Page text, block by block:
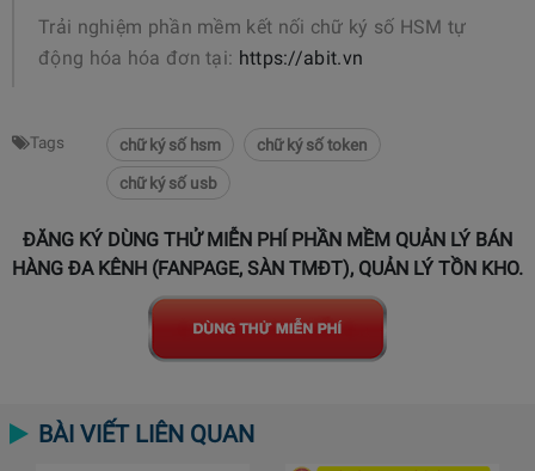
Trải nghiệm phần mềm kết nối chữ ký số HSM tự
động hóa hóa đơn tại: https://abit.vn
Tags chữ ký số hsm
chữ ký số token
chữ ký số usb
ĐĂNG KÝ DÙNG THỬ MIỄN PHÍ PHẦN MỀM QUẢN LÝ BÁN
HÀNG ĐA KÊNH (FANPAGE, SÀN TMĐT), QUẢN LÝ TỒN KHO.
BÀI VIẾT LIÊN QUAN